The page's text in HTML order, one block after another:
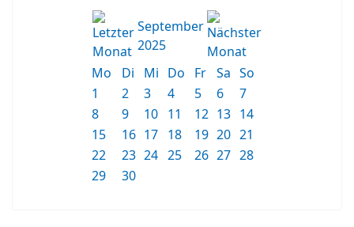
September
2025
Mo
Di Mi Do Fr Sa So
1
2 3 4 5 6
7
8
9 10 11 12 13 14
15
16 17 18 19 20 21
22
23 24 25 26 27 28
29
30